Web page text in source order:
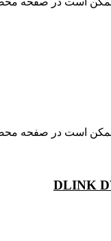
ممکن است در صفحه